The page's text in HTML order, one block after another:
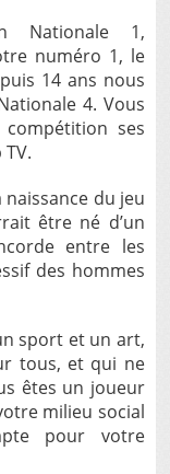
Nationale 1,
numéro 1, le
14 ans nous
4. Vous
ses
du jeu
être né d’un
entre les
des hommes
sport et un art,
tous, et qui ne
êtes un joueur
milieu social
pour votre